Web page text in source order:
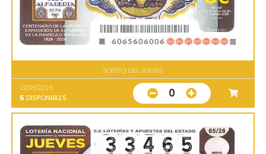
SORTEO DEL JUEVES
13/08/2026
5 DISPONIBLES 0